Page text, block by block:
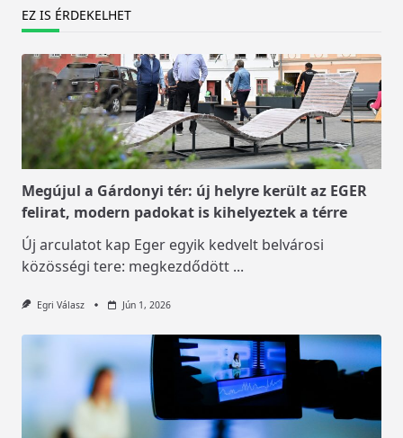
EZ IS ÉRDEKELHET
Megújul a Gárdonyi tér: új helyre került az EGER
felirat, modern padokat is kihelyeztek a térre
Új arculatot kap Eger egyik kedvelt belvárosi
közösségi tere: megkezdődött ...
Egri Válasz Jún 1, 2026